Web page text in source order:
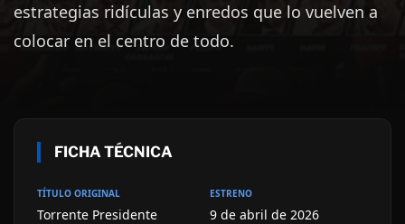
estrategias ridículas y enredos que lo vuelven a
colocar en el centro de todo.
FICHA TÉCNICA
TÍTULO ORIGINAL
Torrente Presidente
ESTRENO
9 de abril de 2026